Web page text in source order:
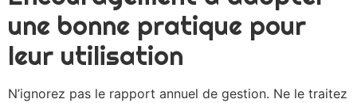
une bonne pratique pour
leur utilisation
N’ignorez pas le rapport annuel de gestion. Ne le traitez